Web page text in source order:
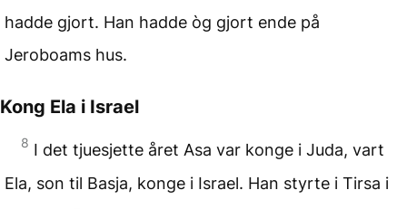
hadde gjort. Han hadde òg gjort ende på
Jeroboams hus.
Kong Ela i Israel
8 I det tjuesjette året Asa var konge i Juda, vart
Ela, son til Basja, konge i Israel. Han styrte i Tirsa i